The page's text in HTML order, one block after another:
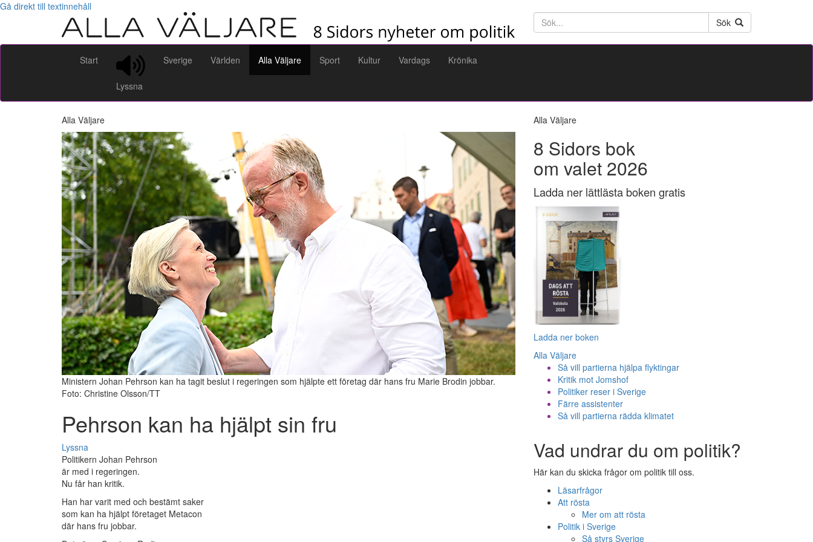
Gå direkt till textinnehåll
Söktext
Sök
Start
Lyssna
Sverige Världen Alla Väljare Sport Kultur Vardags Krönika
Alla Väljare
Ministern Johan Pehrson kan ha tagit beslut i regeringen som hjälpte ett företag där hans fru Marie Brodin jobbar.
Foto: Christine Olsson/TT
Pehrson kan ha hjälpt sin fru
Lyssna
Politikern Johan Pehrson
är med i regeringen.
Nu får han kritik.
Han har varit med och bestämt saker
som kan ha hjälpt företaget Metacon
där hans fru jobbar.
Alla Väljare
8 Sidors bok
om valet 2026
Ladda ner lättlästa boken gratis
Ladda ner boken
Alla Väljare
Så vill partierna hjälpa flyktingar
Kritik mot Jomshof
Politiker reser i Sverige
Färre assistenter
Så vill partierna rädda klimatet
Vad undrar du om politik?
Här kan du skicka frågor om politik till oss.
Läsarfrågor
Att rösta
Mer om att rösta
Politik i Sverige
Så styrs Sverige